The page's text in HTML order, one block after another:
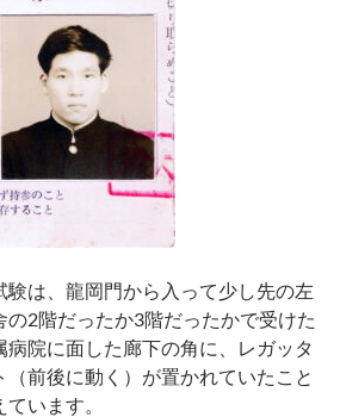
験は、龍岡門から入って少し先の左
2階だったか3階だったかで受けた
院に面した廊下の角に、レガッタ
前後に動く）が置かれていたこと
います。